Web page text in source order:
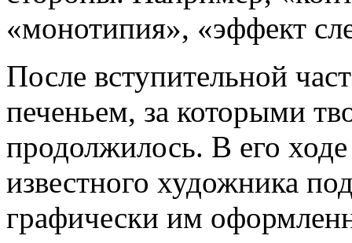
«монотипия», «эффект
После вступительной
печеньем, за которыми
продолжилось. В его
известного художника
графически им